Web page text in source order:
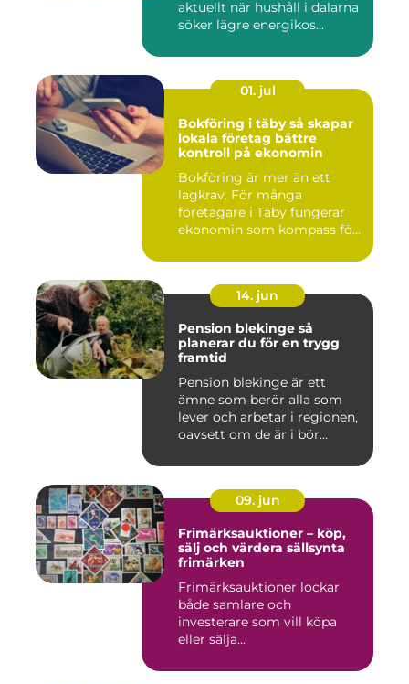
aktuellt när hushåll i dalarna
söker lägre energikos...
01. jul
Bokföring i täby så skapar
lokala företag bättre
kontroll på ekonomin
Bokföring är mer än ett
lagkrav. För många
företagare i Täby fungerar
ekonomin som kompass för
14. jun
Pension blekinge så
planerar du för en trygg
framtid
Pension blekinge är ett
ämne som berör alla som
lever och arbetar i regionen,
oavsett om de är i bör...
09. jun
Frimärksauktioner – köp,
sälj och värdera sällsynta
frimärken
Frimärksauktioner lockar
både samlare och
investerare som vill köpa
eller sälja...